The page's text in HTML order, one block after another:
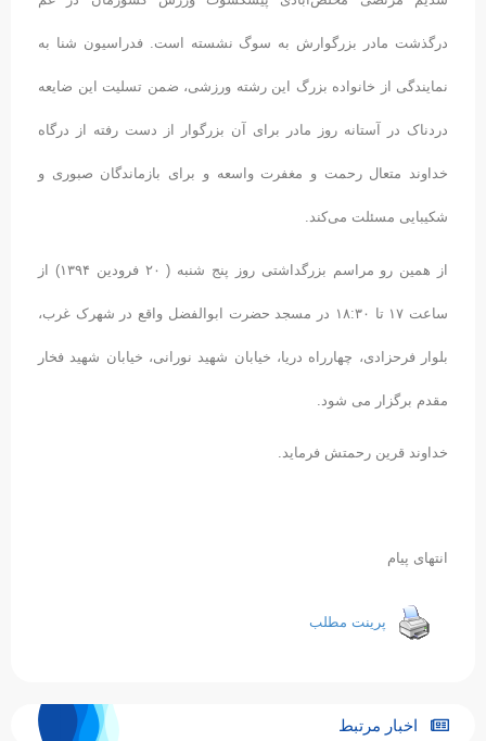
درگذشت مادر بزرگوارش به سوگ نشسته است. فدراسیون شنا به
نمایندگی از خانواده بزرگ این رشته ورزشی، ضمن تسلیت این ضایعه
دردناک در آستانه روز مادر برای آن بزرگوار از دست رفته از درگاه
خداوند متعال رحمت و مغفرت واسعه و برای بازماندگان صبوری و
شکیبایی مسئلت می‌کند.
از همین رو مراسم بزرگداشتی روز پنج شنبه ( ۲۰ فرودین ۱۳۹۴) از
ساعت ۱۷ تا ۱۸:۳۰ در مسجد حضرت ابوالفضل واقع در شهرک غرب،
بلوار فرحزادی، چهارراه دریا، خیابان شهید نورانی، خیابان شهید فخار
مقدم برگزار می شود.
خداوند قرین رحمتش فرماید.
انتهای پیام
پرینت مطلب
اخبار مرتبط